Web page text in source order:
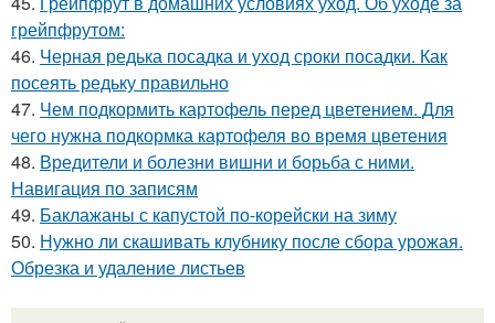
грейпфрутом:
46. Черная редька посадка и уход сроки посадки. Как
посеять редьку правильно
47. Чем подкормить картофель перед цветением. Для
чего нужна подкормка картофеля во время цветения
48. Вредители и болезни вишни и борьба с ними.
Навигация по записям
49. Баклажаны с капустой по-корейски на зиму
50. Нужно ли скашивать клубнику после сбора урожая.
Обрезка и удаление листьев